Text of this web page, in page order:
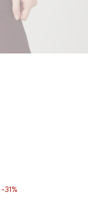
-31%